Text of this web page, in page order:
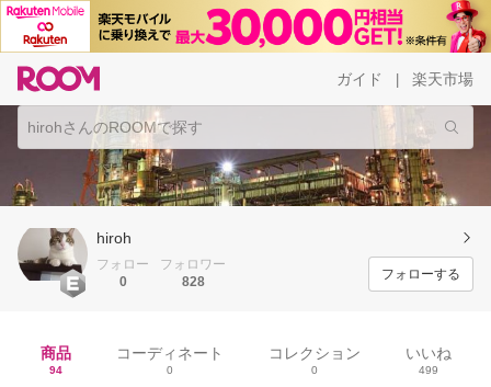
ガイド 楽天市場
hiroh
フォロー
0
フォロワー
828
フォローする
商品
94
コーディネート
0
コレクション
0
いいね
499